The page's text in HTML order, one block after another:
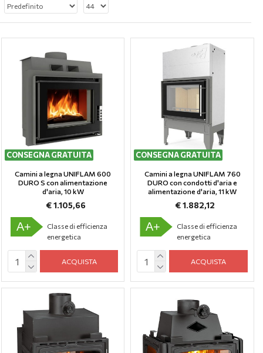
ULTIMI PEZZI
CONSEGNA GRATUITA
Camini a legna UNIFLAM 600
DURO S con alimentazione
d'aria, 10 kW
€ 1.105,66
A+
Classe di efficienza
energetica
ACQUISTA
ULTIMO PEZZO
CONSEGNA GRATUITA
Camini a legna UNIFLAM 760
DURO con condotti d'aria e
alimentazione d'aria, 11 kW
€ 1.882,12
A+
Classe di efficienza
energetica
ACQUISTA